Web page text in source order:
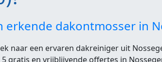
erkende dakontmosser in
naar een ervaren dakreiniger uit
gratis en vrijblijvende offertes in